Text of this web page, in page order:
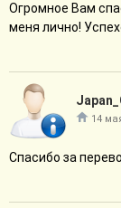
Огромное Вам
меня лично!
14
Спасибо за